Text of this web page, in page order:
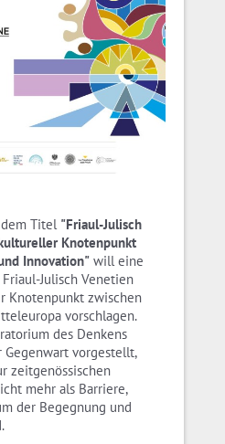
Titel "Friaul-Julisch
Knotenpunkt
Innovation" will eine
Julisch Venetien
Knotenpunkt zwischen
vorschlagen.
des Denkens
vorgestellt,
zeitgenössischen
mehr als Barriere,
der Begegnung und